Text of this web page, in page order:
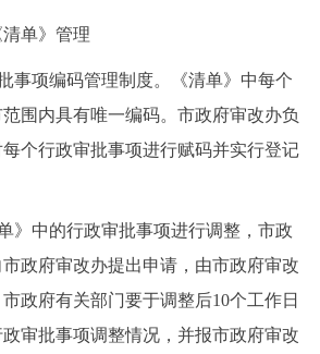
回到顶部
单》管理
项编码管理制度。《清单》中每个
围内具有唯一编码。市政府审改办负
个行政审批事项进行赋码并实行登记
中的行政审批事项进行调整，市政
政府审改办提出申请，由市政府审改
政府有关部门要于调整后10个工作日
审批事项调整情况，并报市政府审改